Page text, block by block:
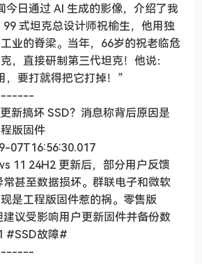
今日通过 AI 生成的影像，介绍了我
式坦克总设计师祝榆生，他用独
业的脊梁。当年，66岁的祝老临危
，直接研制第三代坦克！他说：
，要打就得把它打掉！”
新搞坏 SSD？消息称背后原因是
版固件
07T16:56:30.017
11 24H2 更新后，部分用户反馈
常甚至数据损坏。群联电子和微软
是工程版固件惹的祸。零售版
议受影响用户更新固件并备份数
#SSD故障#